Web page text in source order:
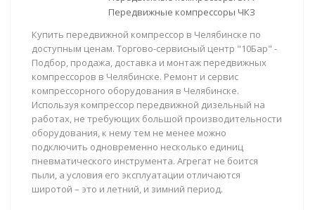
Передвижные компрессоры ЧКЗ
Купить передвижной компрессор в Челябинске по
доступным ценам. Торгово-сервисный центр "10Бар" -
Подбор, продажа, доставка и монтаж передвижных
компрессоров в Челябинске. Ремонт и сервис
компрессорного оборудования в Челябинске.
Используя компрессор передвижной дизельный на
работах, не требующих большой производительности
оборудования, к нему тем не менее можно
подключить одновременно несколько единиц
пневматического инструмента. Агрегат не боится
пыли, а условия его эксплуатации отличаются
широтой – это и летний, и зимний период.